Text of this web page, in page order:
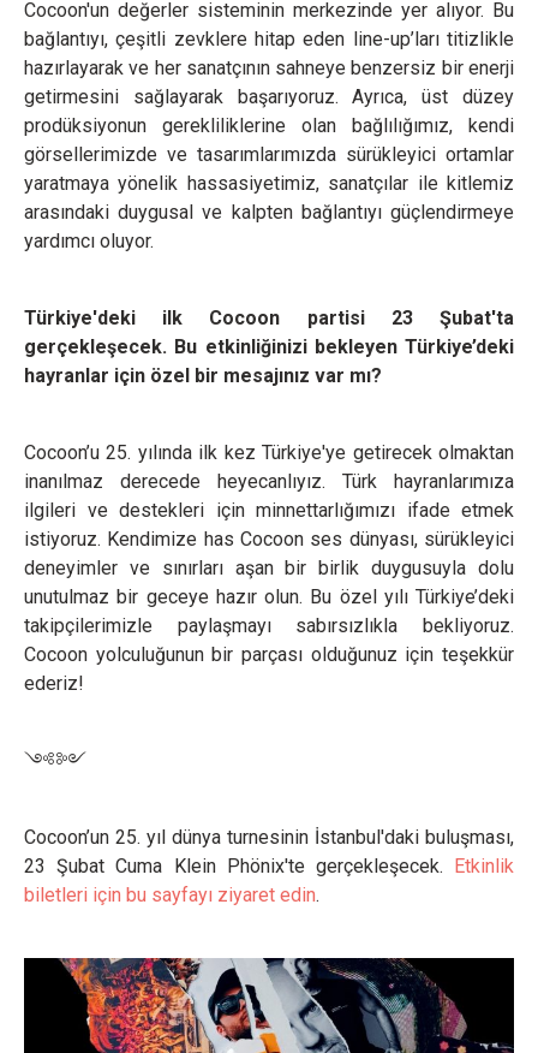
Cocoon'un değerler sisteminin merkezinde yer alıyor. Bu
bağlantıyı, çeşitli zevklere hitap eden line-up’ları titizlikle
hazırlayarak ve her sanatçının sahneye benzersiz bir enerji
getirmesini sağlayarak başarıyoruz. Ayrıca, üst düzey
prodüksiyonun gerekliliklerine olan bağlılığımız, kendi
görsellerimizde ve tasarımlarımızda sürükleyici ortamlar
yaratmaya yönelik hassasiyetimiz, sanatçılar ile kitlemiz
arasındaki duygusal ve kalpten bağlantıyı güçlendirmeye
yardımcı oluyor.
Türkiye'deki ilk Cocoon partisi 23 Şubat'ta
gerçekleşecek. Bu etkinliğinizi bekleyen Türkiye’deki
hayranlar için özel bir mesajınız var mı?
Cocoon’u 25. yılında ilk kez Türkiye'ye getirecek olmaktan
inanılmaz derecede heyecanlıyız. Türk hayranlarımıza
ilgileri ve destekleri için minnettarlığımızı ifade etmek
istiyoruz. Kendimize has Cocoon ses dünyası, sürükleyici
deneyimler ve sınırları aşan bir birlik duygusuyla dolu
unutulmaz bir geceye hazır olun. Bu özel yılı Türkiye’deki
takipçilerimizle paylaşmayı sabırsızlıkla bekliyoruz.
Cocoon yolculuğunun bir parçası olduğunuz için teşekkür
ederiz!
༺༻
Cocoon’un 25. yıl dünya turnesinin İstanbul'daki buluşması,
23 Şubat Cuma Klein Phönix'te gerçekleşecek. Etkinlik
biletleri için bu sayfayı ziyaret edin.